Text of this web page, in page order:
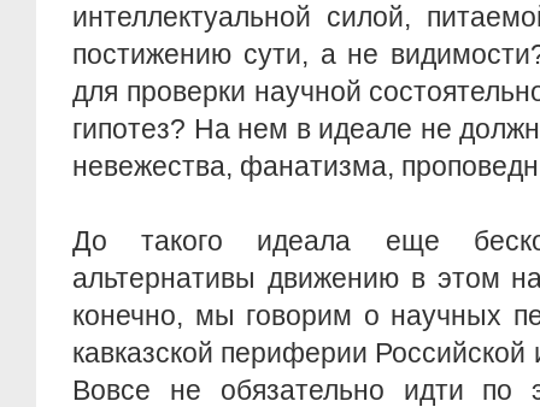
интеллектуальной силой,
постижению сути, а не
для проверки научной
гипотез? На нем в идеале не
невежества, фанатизма,
До такого идеала еще
альтернативы движению в этом
конечно, мы говорим о научных
кавказской периферии
Вовсе не обязательно идти по